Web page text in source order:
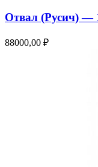
Отвал (Русич) —
88000,00 ₽